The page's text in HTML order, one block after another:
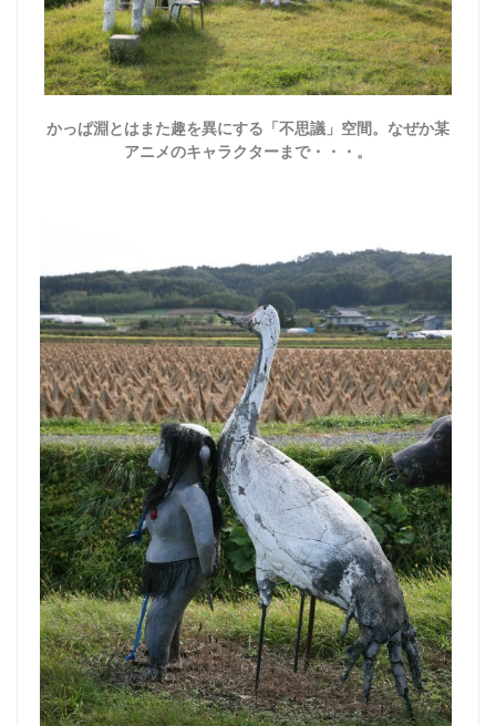
かっぱ淵とはまた趣を異にする「不思議」空間。なぜか某
アニメのキャラクターまで・・・。